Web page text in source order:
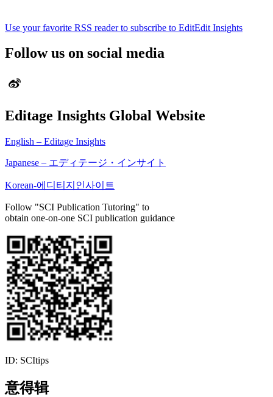
Use your favorite RSS reader to subscribe to EditEdit Insights
Follow us on social media
Editage Insights Global Website
English – Editage Insights
Japanese – エディテージ・インサイト
Korean-에디티지인사이트
Follow "SCI Publication Tutoring" to
obtain one-on-one SCI publication guidance
ID: SCItips
意得辑